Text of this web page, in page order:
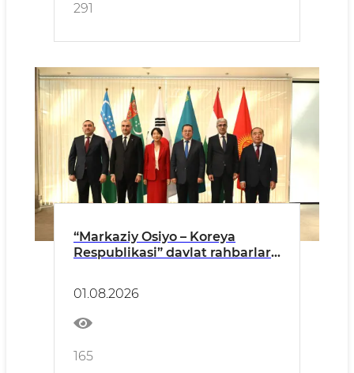
291
“Markaziy Osiyo – Koreya
Respublikasi” davlat rahbarlari
shaxslarning yig‘ilishi Ostona
shahrida bo‘lib o‘tdi
01.08.2026
165